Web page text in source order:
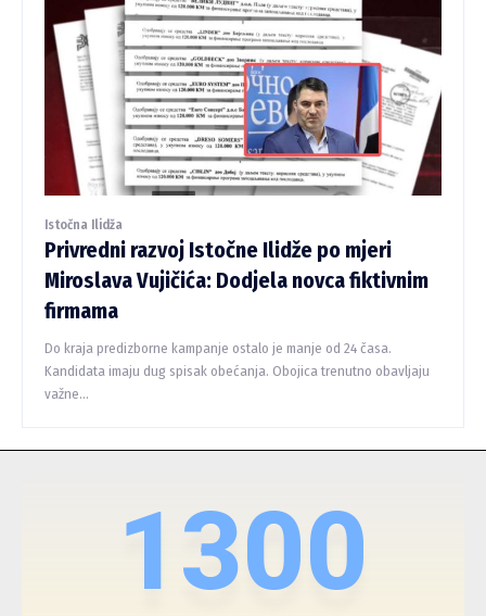
Istočna Ilidža
Privredni razvoj Istočne Ilidže po mjeri
Miroslava Vujičića: Dodjela novca fiktivnim
firmama
Do kraja predizborne kampanje ostalo je manje od 24 časa.
Kandidata imaju dug spisak obećanja. Obojica trenutno obavljaju
važne...
1300